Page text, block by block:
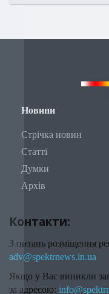
Новини
Стрічка новин
Статті
Думки
Архів
Контакти:
З питань розміщення
adv@spektrnews.in.ua
Якщо у Вас виникли
за адресою: